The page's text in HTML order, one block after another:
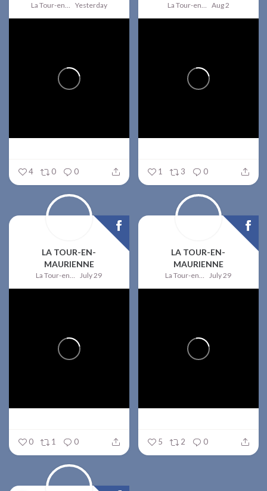
La Tour-en-Maurienne Yesterday
4 0 0
La Tour-en-Maurienne Aug 2
1 3 0
LA TOUR-EN-
MAURIENNE
La Tour-en-Maurienne July 29
0 1 0
LA TOUR-EN-
MAURIENNE
La Tour-en-Maurienne July 29
5 2 0